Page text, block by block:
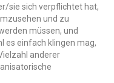
sie sich verpflichtet hat,
und zu
müssen, und
es einfach klingen mag,
anderer